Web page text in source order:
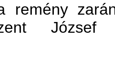
remény
József